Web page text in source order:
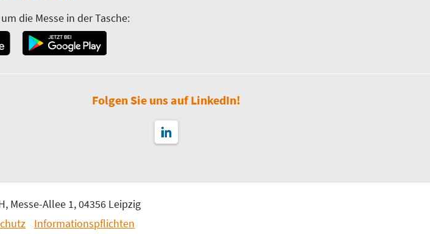
die Messe in der Tasche:
Folgen Sie uns auf LinkedIn!
Messe-Allee 1, 04356 Leipzig
Informationspflichten